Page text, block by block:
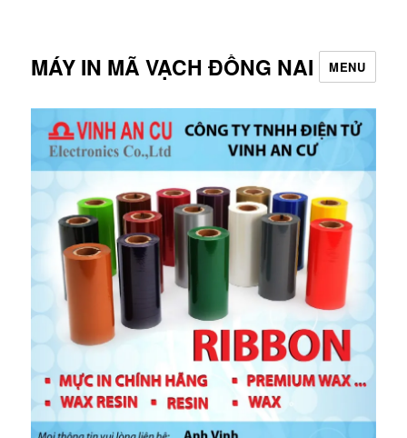
MÁY IN MÃ VẠCH ĐỒNG NAI MENU